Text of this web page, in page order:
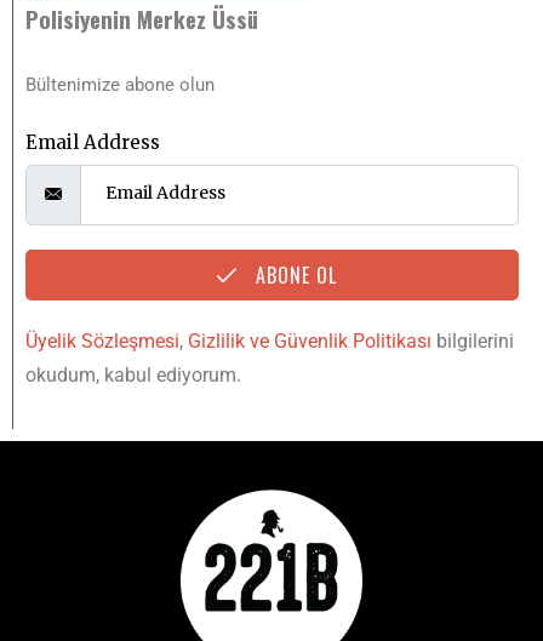
Polisiyenin Merkez Üssü
Bültenimize abone olun
Email Address
ABONE OL
Üyelik Sözleşmesi, Gizlilik ve Güvenlik Politikası bilgilerini
okudum, kabul ediyorum.